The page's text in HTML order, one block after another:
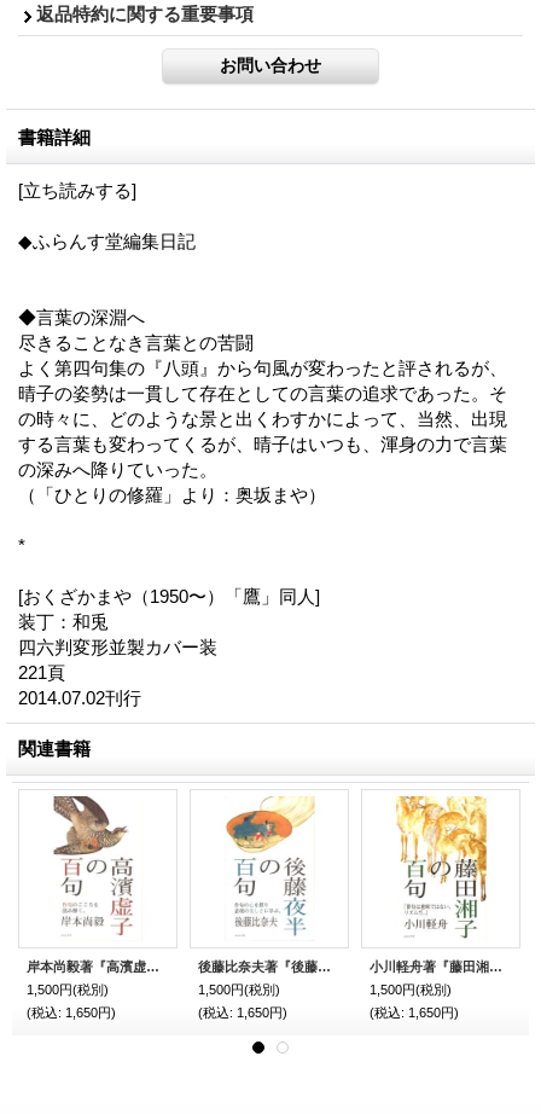
返品特約に関する重要事項
書籍詳細
[立ち読みする]
◆ふらんす堂編集日記
◆言葉の深淵へ
尽きることなき言葉との苦闘
よく第四句集の『八頭』から句風が変わったと評されるが、
晴子の姿勢は一貫して存在としての言葉の追求であった。そ
の時々に、どのような景と出くわすかによって、当然、出現
する言葉も変わってくるが、晴子はいつも、渾身の力で言葉
の深みへ降りていった。
（「ひとりの修羅」より：奥坂まや）
*
[おくざかまや（1950〜）「鷹」同人]
装丁：和兎
四六判変形並製カバー装
221頁
2014.07.02刊行
関連書籍
岸本尚毅著『高濱虚子の百句』（たかはまきょしのひゃっく）
1,500円(税別)
(税込: 1,650円)
後藤比奈夫著『後藤夜半の百句』（ごとうやはんのひゃっく）
1,500円(税別)
(税込: 1,650円)
小川軽舟著『藤田湘子の百句』（ふじたしょうしのひゃっく）
1,500円(税別)
(税込: 1,650円)